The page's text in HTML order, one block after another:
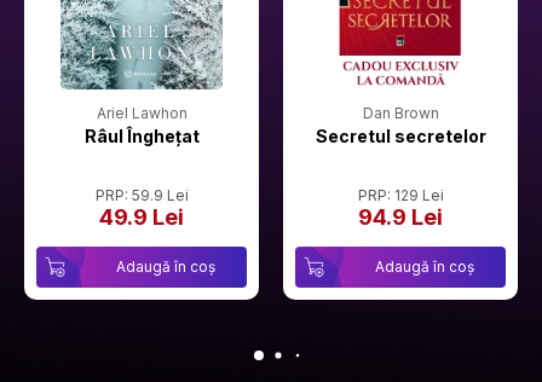
Ariel Lawhon
Râul Înghețat
PRP: 59.9 Lei
49.9 Lei
Adaugă în coș
Dan Brown
Secretul secretelor
PRP: 129 Lei
94.9 Lei
Adaugă în coș